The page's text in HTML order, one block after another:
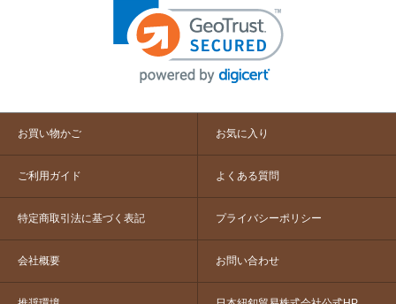
お買い物かご お気に入り
ご利用ガイド よくある質問
特定商取引法に基づく表記 プライバシーポリシー
会社概要 お問い合わせ